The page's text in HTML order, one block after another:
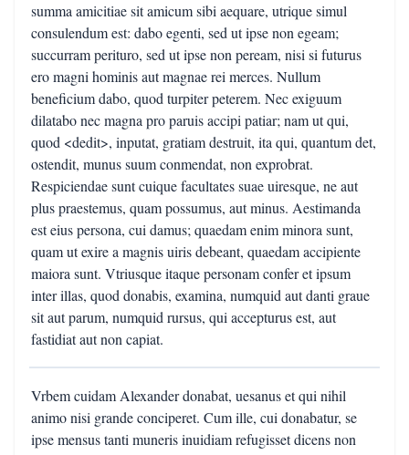
summa amicitiae sit amicum sibi aequare, utrique simul
consulendum est: dabo egenti, sed ut ipse non egeam;
succurram perituro, sed ut ipse non peream, nisi si futurus
ero magni hominis aut magnae rei merces. Nullum
beneficium dabo, quod turpiter peterem. Nec exiguum
dilatabo nec magna pro paruis accipi patiar; nam ut qui,
quod <dedit>, inputat, gratiam destruit, ita qui, quantum det,
ostendit, munus suum conmendat, non exprobrat.
Respiciendae sunt cuique facultates suae uiresque, ne aut
plus praestemus, quam possumus, aut minus. Aestimanda
est eius persona, cui damus; quaedam enim minora sunt,
quam ut exire a magnis uiris debeant, quaedam accipiente
maiora sunt. Vtriusque itaque personam confer et ipsum
inter illas, quod donabis, examina, numquid aut danti graue
sit aut parum, numquid rursus, qui accepturus est, aut
fastidiat aut non capiat.
Vrbem cuidam Alexander donabat, uesanus et qui nihil
animo nisi grande conciperet. Cum ille, cui donabatur, se
ipse mensus tanti muneris inuidiam refugisset dicens non